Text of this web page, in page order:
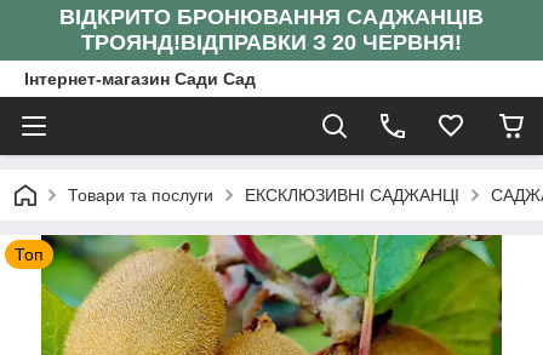
ВІДКРИТО БРОНЮВАННЯ САДЖАНЦІВ
ТРОЯНД!ВІДПРАВКИ З 20 ЧЕРВНЯ!
Інтернет-магазин Сади Сад
Товари та послуги ЕКСКЛЮЗИВНІ САДЖАНЦІ
Топ